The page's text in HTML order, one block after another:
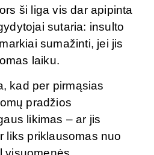
ši liga vis dar apipinta
sutaria: insulto
sumažinti, jei jis
laiku.
kad per pirmąsias
pradžios
likimas – ar jis
liks priklausomas nuo